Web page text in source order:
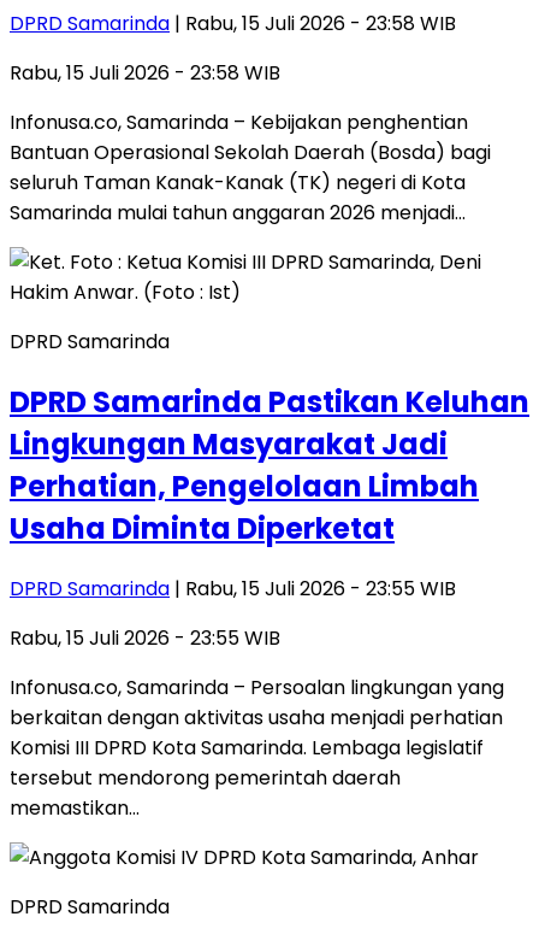
DPRD Samarinda | Rabu, 15 Juli 2026 - 23:58 WIB
Rabu, 15 Juli 2026 - 23:58 WIB
Infonusa.co, Samarinda – Kebijakan penghentian
Bantuan Operasional Sekolah Daerah (Bosda) bagi
seluruh Taman Kanak-Kanak (TK) negeri di Kota
Samarinda mulai tahun anggaran 2026 menjadi…
DPRD Samarinda
DPRD Samarinda Pastikan Keluhan
Lingkungan Masyarakat Jadi
Perhatian, Pengelolaan Limbah
Usaha Diminta Diperketat
DPRD Samarinda | Rabu, 15 Juli 2026 - 23:55 WIB
Rabu, 15 Juli 2026 - 23:55 WIB
Infonusa.co, Samarinda – Persoalan lingkungan yang
berkaitan dengan aktivitas usaha menjadi perhatian
Komisi III DPRD Kota Samarinda. Lembaga legislatif
tersebut mendorong pemerintah daerah
memastikan…
DPRD Samarinda